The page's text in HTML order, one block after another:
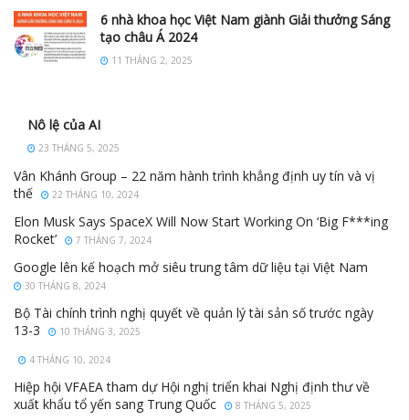
6 nhà khoa học Việt Nam giành Giải thưởng Sáng
tạo châu Á 2024
11 THÁNG 2, 2025
Nô lệ của AI
23 THÁNG 5, 2025
Vân Khánh Group – 22 năm hành trình khẳng định uy tín và vị
thế
22 THÁNG 10, 2024
Elon Musk Says SpaceX Will Now Start Working On ‘Big F***ing
Rocket’
7 THÁNG 7, 2024
Google lên kế hoạch mở siêu trung tâm dữ liệu tại Việt Nam
30 THÁNG 8, 2024
Bộ Tài chính trình nghị quyết về quản lý tài sản số trước ngày
13-3
10 THÁNG 3, 2025
4 THÁNG 10, 2024
Hiệp hội VFAEA tham dự Hội nghị triển khai Nghị định thư về
xuất khẩu tổ yến sang Trung Quốc
8 THÁNG 5, 2025